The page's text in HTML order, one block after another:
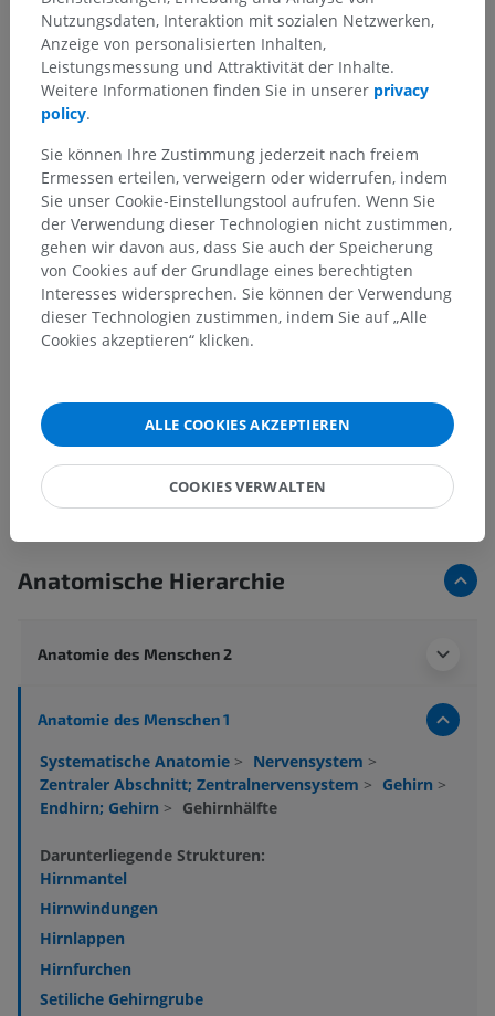
Anatomische Hierarchie
Anatomie des Menschen 2
Anatomie des Menschen 1
Systematische Anatomie > Nervensystem >
Zentraler Abschnitt; Zentralnervensystem > Gehirn >
Endhirn; Gehirn > Gehirnhälfte
Darunterliegende Strukturen:
Hirnmantel
Hirnwindungen
Hirnlappen
Hirnfurchen
Setiliche Gehirngrube
Nutzungsdaten, Interaktion mit sozialen Netzwerken,
Anzeige von personalisierten Inhalten,
Leistungsmessung und Attraktivität der Inhalte.
Weitere Informationen finden Sie in unserer privacy
policy.
Sie können Ihre Zustimmung jederzeit nach freiem
Ermessen erteilen, verweigern oder widerrufen, indem
Sie unser Cookie-Einstellungstool aufrufen. Wenn Sie
der Verwendung dieser Technologien nicht zustimmen,
gehen wir davon aus, dass Sie auch der Speicherung
von Cookies auf der Grundlage eines berechtigten
Interesses widersprechen. Sie können der Verwendung
dieser Technologien zustimmen, indem Sie auf „Alle
Cookies akzeptieren“ klicken.
ALLE COOKIES AKZEPTIEREN
COOKIES VERWALTEN